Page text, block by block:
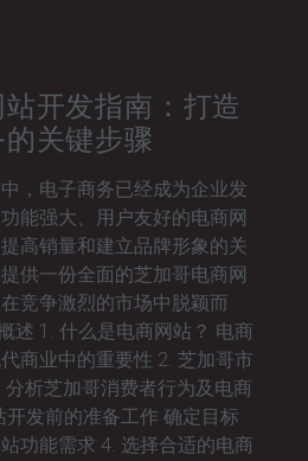
开发指南：打造
关键步骤
，电子商务已经成为企业发
能强大、用户友好的电商网
高销量和建立品牌形象的关
供一份全面的芝加哥电商网
竞争激烈的市场中脱颖而
述 1. 什么是电商网站？ 电商
商业中的重要性 2. 芝加哥市
析芝加哥消费者行为及电商
发前的准备工作 确定目标
功能需求 4. 选择合适的电商